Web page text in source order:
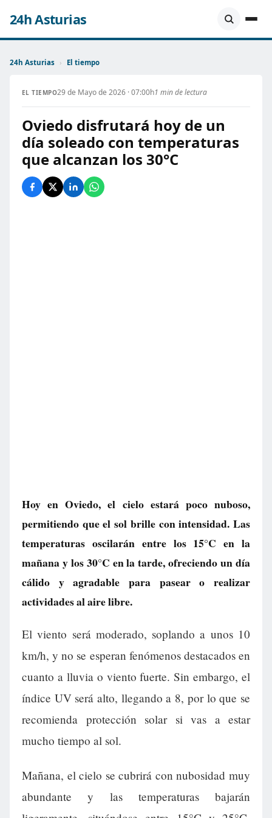
24h Asturias
24h Asturias › El tiempo
EL TIEMPO29 de Mayo de 2026 · 07:00h1 min de lectura
Oviedo disfrutará hoy de un
día soleado con temperaturas
que alcanzan los 30°C
Hoy en Oviedo, el cielo estará poco nuboso,
permitiendo que el sol brille con intensidad. Las
temperaturas oscilarán entre los 15°C en la
mañana y los 30°C en la tarde, ofreciendo un día
cálido y agradable para pasear o realizar
actividades al aire libre.
El viento será moderado, soplando a unos 10
km/h, y no se esperan fenómenos destacados en
cuanto a lluvia o viento fuerte. Sin embargo, el
índice UV será alto, llegando a 8, por lo que se
recomienda protección solar si vas a estar
mucho tiempo al sol.
Mañana, el cielo se cubrirá con nubosidad muy
abundante y las temperaturas bajarán